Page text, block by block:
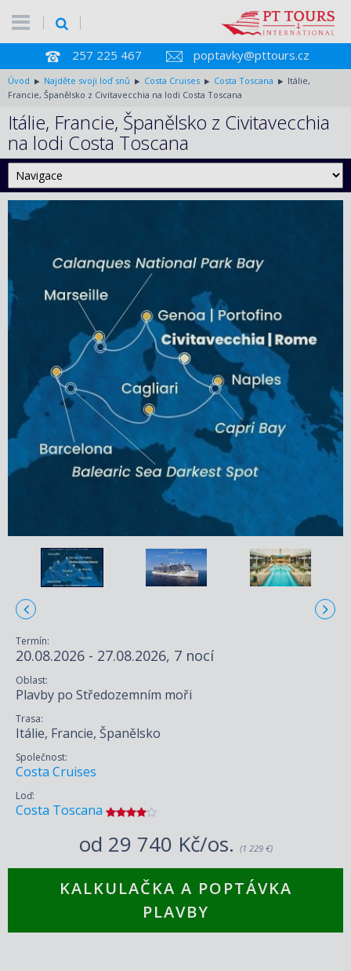
257 225 467 poptavky@pttours.cz
Úvod Najděte svoji loď snů Costa Cruises Costa Toscana
Itálie,
Francie, Španělsko z Civitavecchia na lodi Costa Toscana
Itálie, Francie, Španělsko z Civitavecchia
na lodi Costa Toscana
Termín:
20.08.2026 - 27.08.2026, 7 nocí
Oblast:
Plavby po Středozemním moři
Trasa:
Itálie, Francie, Španělsko
Společnost:
Costa Cruises
Loď:
Costa Toscana
od 29 740 Kč/os. (1 229 €)
KALKULAČKA A POPTÁVKA
PLAVBY